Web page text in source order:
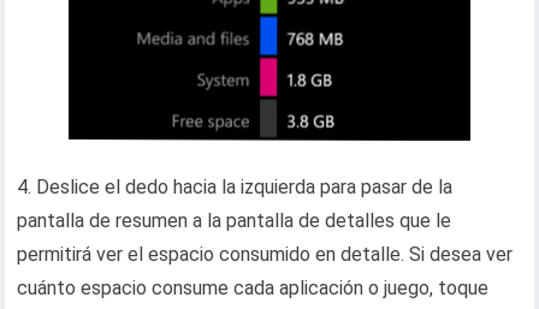
4. Deslice el dedo hacia la izquierda para pasar de la
pantalla de resumen a la pantalla de detalles que le
permitirá ver el espacio consumido en detalle. Si desea ver
cuánto espacio consume cada aplicación o juego, toque